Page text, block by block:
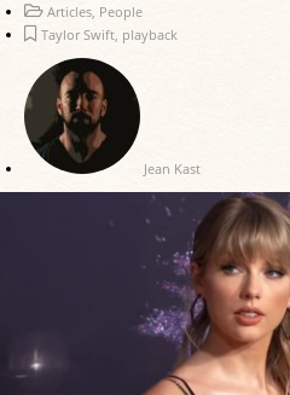
Articles People
Taylor Swift playback
Jean Kast